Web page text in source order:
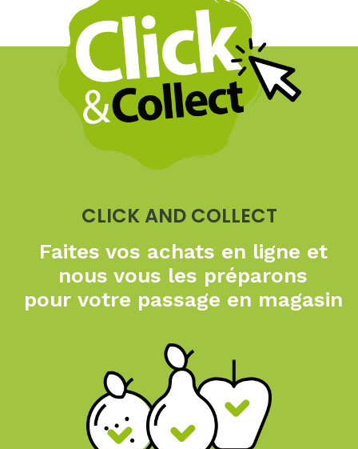
CLICK AND COLLECT
Faites vos achats en ligne et
nous vous les préparons
pourvotre passage en magasin